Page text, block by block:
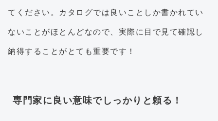
てください。カタログでは良いことしか書かれてい
ないことがほとんどなので、実際に目で見て確認し
納得することがとても重要です！
専門家に良い意味でしっかりと頼る！